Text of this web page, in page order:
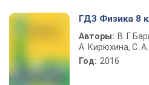
ГДЗ Физика 8
Авторы: В. Г.
А. Кирюхина, С.
Год: 2016